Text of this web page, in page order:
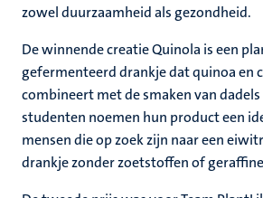
zowel duurzaamheid als gezondheid.
De winnende creatie Quinola is een
gefermenteerd drankje dat quinoa en
combineert met de smaken van dadels
studenten noemen hun product een
mensen die op zoek zijn naar een
drankje zonder zoetstoffen of